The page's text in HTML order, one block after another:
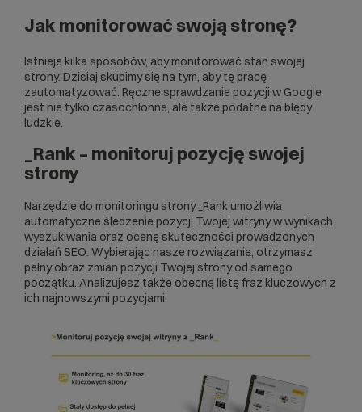
Jak monitorować swoją stronę?
Istnieje kilka sposobów, aby monitorować stan swojej
strony. Dzisiaj skupimy się na tym, aby tę pracę
zautomatyzować. Ręczne sprawdzanie pozycji w Google
jest nie tylko czasochłonne, ale także podatne na błędy
ludzkie.
_Rank – monitoruj pozycję swojej
strony
Narzędzie do monitoringu strony _Rank umożliwia
automatyczne śledzenie pozycji Twojej witryny w wynikach
wyszukiwania oraz ocenę skuteczności prowadzonych
działań SEO. Wybierając nasze rozwiązanie, otrzymasz
pełny obraz zmian pozycji Twojej strony od samego
początku. Analizujesz także obecną listę fraz kluczowych z
ich najnowszymi pozycjami.